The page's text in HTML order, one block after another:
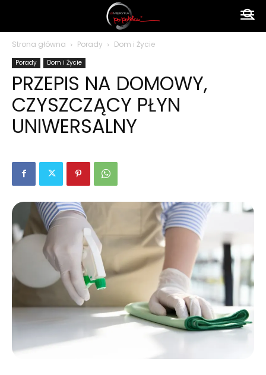
polsku
Strona główna Porady Dom i Życie
Porady Dom i Życie
PRZEPIS NA DOMOWY,
CZYSZCZĄCY PŁYN
UNIWERSALNY